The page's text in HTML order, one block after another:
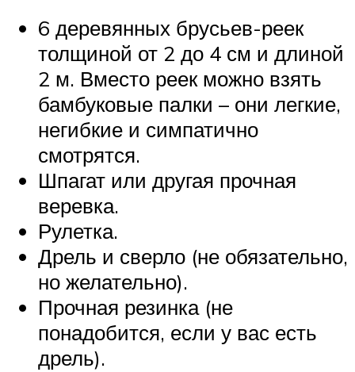
6 деревянных брусьев-реек
толщиной от 2 до 4 см и длиной
2 м. Вместо реек можно взять
бамбуковые палки – они легкие,
негибкие и симпатично
смотрятся.
Шпагат или другая прочная
веревка.
Рулетка.
Дрель и сверло (не обязательно,
но желательно).
Прочная резинка (не
понадобится, если у вас есть
дрель).